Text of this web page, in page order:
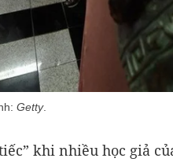
Getty.
khi nhiều học giả